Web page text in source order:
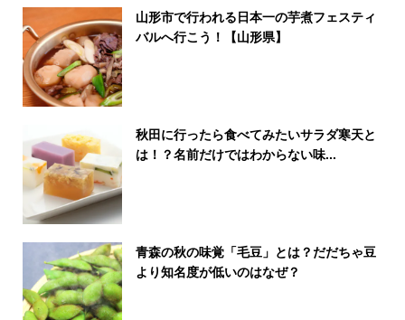
山形市で行われる日本一の芋煮フェスティ
バルへ行こう！【山形県】
秋田に行ったら食べてみたいサラダ寒天と
は！？名前だけではわからない味...
青森の秋の味覚「毛豆」とは？だだちゃ豆
より知名度が低いのはなぜ？